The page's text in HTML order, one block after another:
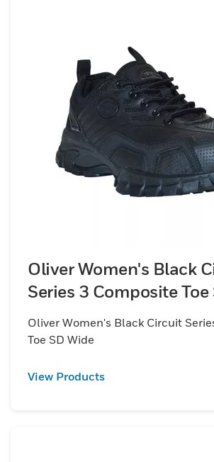
Oliver Women's Black
Series 3 Composite Toe
Oliver Women's Black Circuit
Toe SD Wide
View Products